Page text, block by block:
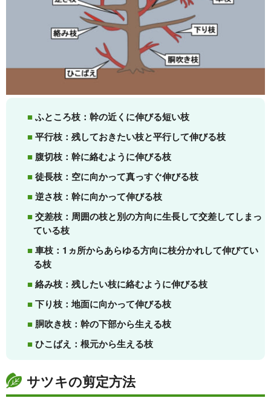
ふところ枝：幹の近くに伸びる短い枝
平行枝：残しておきたい枝と平行して伸びる枝
腹切枝：幹に絡むように伸びる枝
徒長枝：空に向かって真っすぐ伸びる枝
逆さ枝：幹に向かって伸びる枝
交差枝：周囲の枝と別の方向に生長して交差してしまっ
ている枝
車枝：1ヵ所からあらゆる方向に枝分かれして伸びてい
る枝
絡み枝：残したい枝に絡むように伸びる枝
下り枝：地面に向かって伸びる枝
胴吹き枝：幹の下部から生える枝
ひこばえ：根元から生える枝
サツキの剪定方法